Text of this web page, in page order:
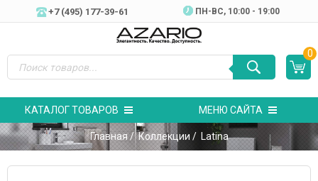
+7 (495) 177-39-61 ПН-ВC, 10:00 - 19:00
0
КАТАЛОГ ТОВАРОВ МЕНЮ САЙТА
Главная/Коллекции / Latina